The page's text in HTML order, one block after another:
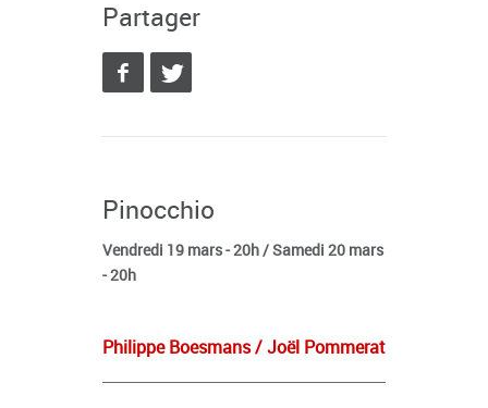
Partager
Pinocchio
Vendredi 19 mars - 20h / Samedi 20 mars
- 20h
Philippe Boesmans / Joël Pommerat